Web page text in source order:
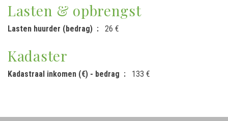
Lasten & opbrengst
Lasten huurder (bedrag) 26 €
Kadaster
Kadastraal inkomen (€) - bedrag 133 €